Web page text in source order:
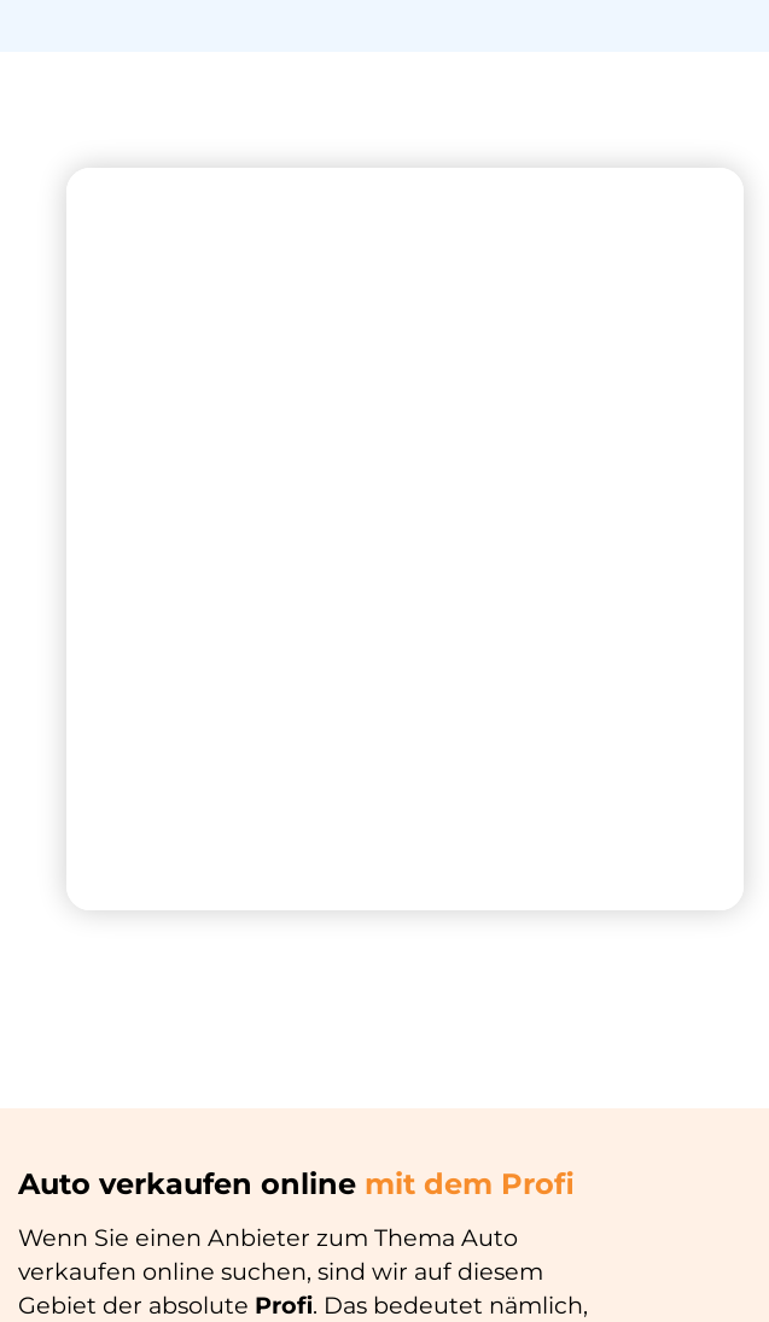
Auto verkaufen online mit dem Profi
Wenn Sie einen Anbieter zum Thema Auto
verkaufen online suchen, sind wir auf diesem
Gebiet der absolute Profi. Das bedeutet nämlich,